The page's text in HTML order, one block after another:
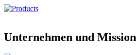
Unternehmen und Mission